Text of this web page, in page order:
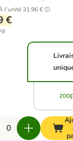
l'unité 31,96 €
€